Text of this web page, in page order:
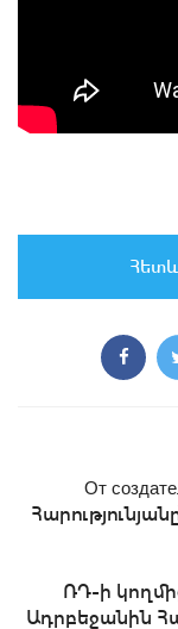
От
ՌԴ-ի
Ադրբեջանին